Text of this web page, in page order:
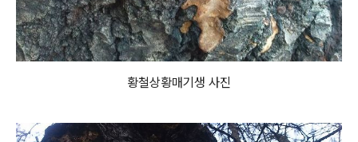
황철상황매기생 사진